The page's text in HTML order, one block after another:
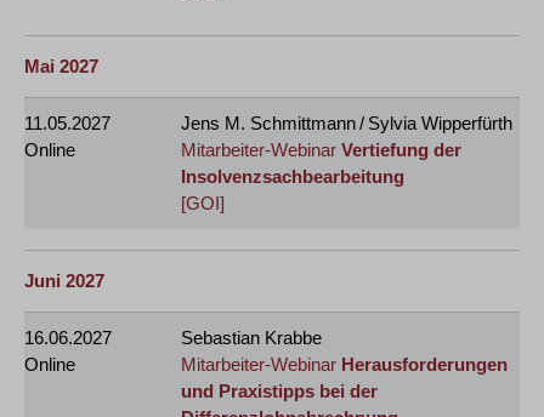
Mai 2027
11.05.2027
Online
Jens M. Schmittmann / Sylvia Wipperfürth
Mitarbeiter-Webinar Vertiefung der
Insolvenzsachbearbeitung
[GOI]
Juni 2027
16.06.2027
Online
Sebastian Krabbe
Mitarbeiter-Webinar Herausforderungen
und Praxistipps bei der